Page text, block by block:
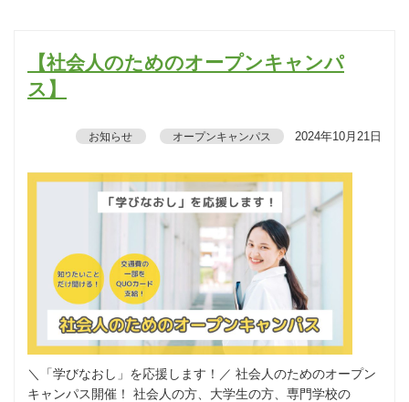
【社会人のためのオープンキャンパ
ス】
お知らせ オープンキャンパス 2024年10月21日
＼「学びなおし」を応援します！／ 社会人のためのオープン
キャンパス開催！ 社会人の方、大学生の方、専門学校の